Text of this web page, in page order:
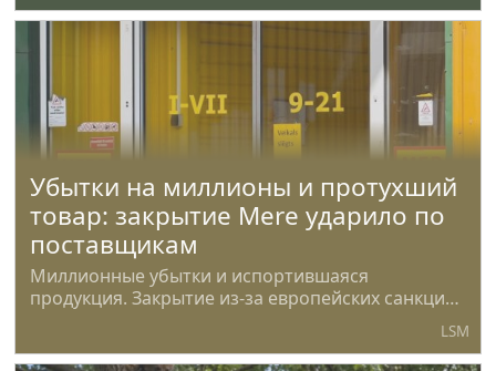
Убытки на миллионы и протухший
товар: закрытие Mere ударило по
поставщикам
Миллионные убытки и испортившаяся
продукция. Закрытие из-за европейских санкций
LSM